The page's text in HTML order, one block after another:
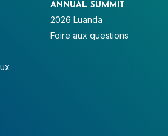
ANNUAL SUMMIT
2026 Luanda
Foire aux questions